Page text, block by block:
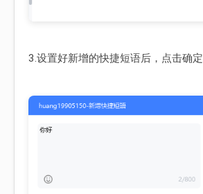
3.设置好新增的快捷短语后，点击确